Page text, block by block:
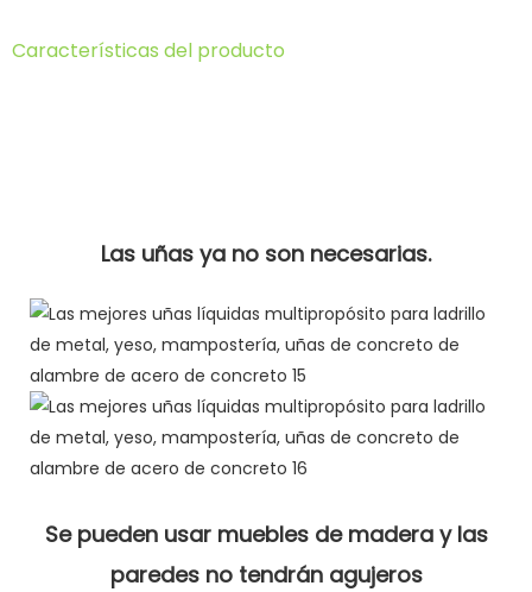
Características del producto
Las uñas ya no son necesarias.
Se pueden usar muebles de madera y las
paredes no tendrán agujeros